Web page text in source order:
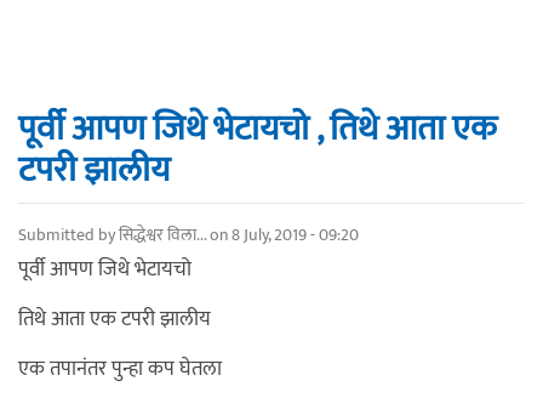
पूर्वी आपण जिथे भेटायचो , तिथे आता एक
टपरी झालीय
Submitted byसिद्धेश्वर विला...on 8 July, 2019 - 09:20
पूर्वी आपण जिथे भेटायचो
तिथे आता एक टपरी झालीय
एक तपानंतर पुन्हा कप घेतला